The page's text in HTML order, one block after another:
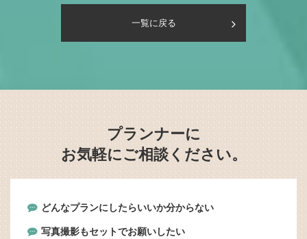
一覧に戻る
プランナーに
お気軽にご相談ください。
どんなプランにしたらいいか分からない
写真撮影もセットでお願いしたい